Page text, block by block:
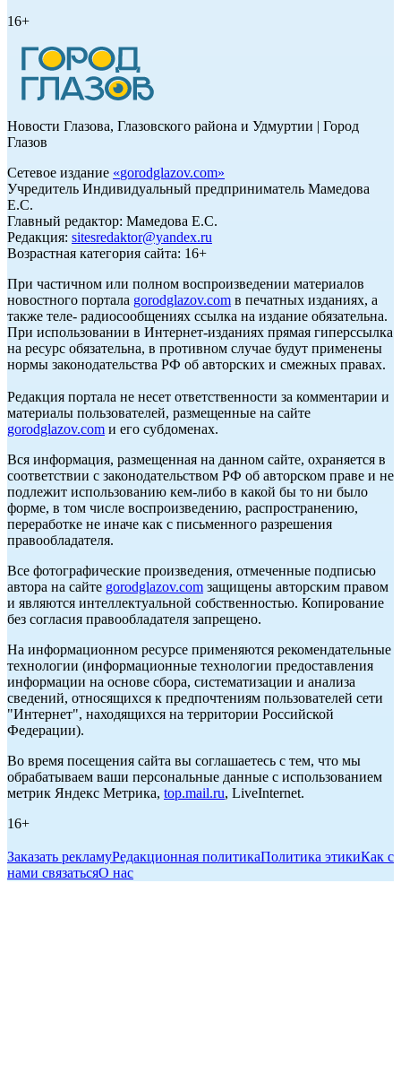
16+
Новости Глазова, Глазовского района и Удмуртии | Город
Глазов
Сетевое издание «gorodglazov.com»
Учредитель Индивидуальный предприниматель Мамедова
Е.С.
Главный редактор: Мамедова Е.С.
Редакция: sitesredaktor@yandex.ru
Возрастная категория сайта: 16+
При частичном или полном воспроизведении материалов
новостного портала gorodglazov.com в печатных изданиях, а
также теле- радиосообщениях ссылка на издание обязательна.
При использовании в Интернет-изданиях прямая гиперссылка
на ресурс обязательна, в противном случае будут применены
нормы законодательства РФ об авторских и смежных правах.
Редакция портала не несет ответственности за комментарии и
материалы пользователей, размещенные на сайте
gorodglazov.com и его субдоменах.
Вся информация, размещенная на данном сайте, охраняется в
соответствии с законодательством РФ об авторском праве и не
подлежит использованию кем-либо в какой бы то ни было
форме, в том числе воспроизведению, распространению,
переработке не иначе как с письменного разрешения
правообладателя.
Все фотографические произведения, отмеченные подписью
автора на сайте gorodglazov.com защищены авторским правом
и являются интеллектуальной собственностью. Копирование
без согласия правообладателя запрещено.
На информационном ресурсе применяются рекомендательные
технологии (информационные технологии предоставления
информации на основе сбора, систематизации и анализа
сведений, относящихся к предпочтениям пользователей сети
"Интернет", находящихся на территории Российской
Федерации).
Во время посещения сайта вы соглашаетесь с тем, что мы
обрабатываем ваши персональные данные с использованием
метрик Яндекс Метрика, top.mail.ru, LiveInternet.
16+
Заказать рекламуРедакционная политикаПолитика этикиКак с
нами связатьсяО нас